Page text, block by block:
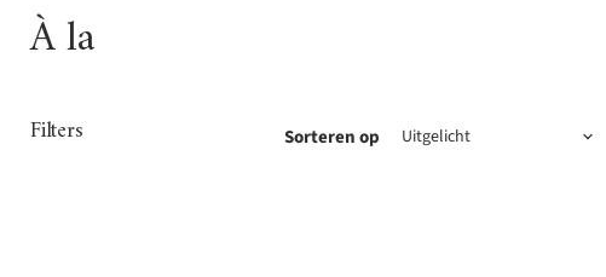
À la
Filters Sorteren op